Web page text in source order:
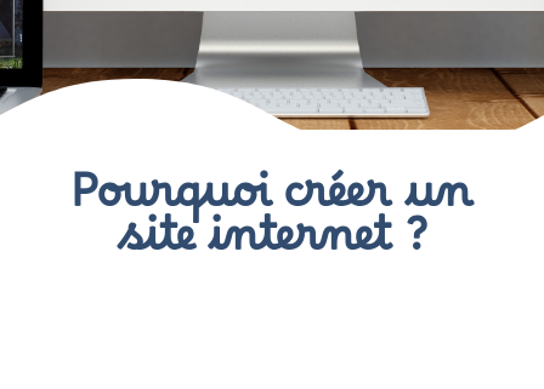
Pourquoi créer un
site internet ?